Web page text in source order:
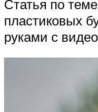
Статья по
пластиковых
руками с